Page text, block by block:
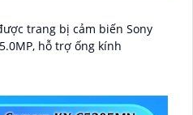
trang bị cảm biến Sony
hỗ trợ ống kính